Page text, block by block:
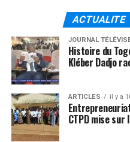
ACTUALITE
JOURNAL
Histoire du
Kléber Dadjo
ARTICLES il y a
CTPD mise